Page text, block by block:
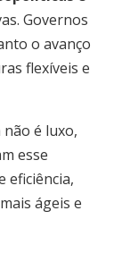
Governos
o avanço
flexíveis e
é luxo,
esse
eficiência,
ágeis e